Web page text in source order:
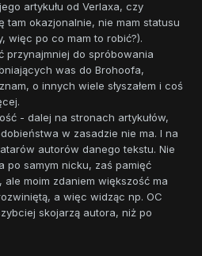
artykułu od Verlaxa, czy
tam okazjonalnie, nie mam statusu
więc po co mam to robić?).
przynajmniej do spróbowania
was do Brohoofa,
o innych wiele słyszałem i coś
- dalej na stronach artykułów,
w zasadzie nie ma. I na
autorów danego tekstu. Nie
po samym nicku, zaś pamięć
moim zdaniem większość ma
a więc widząc np. OC
skojarzą autora, niż po